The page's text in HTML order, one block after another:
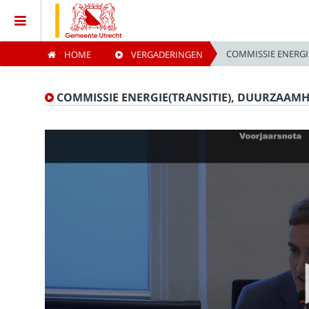
Home
Vergaderingen
HOME VERGADERINGEN COMMISSIE
COMMISSIE ENERGIE(TRANSITIE),